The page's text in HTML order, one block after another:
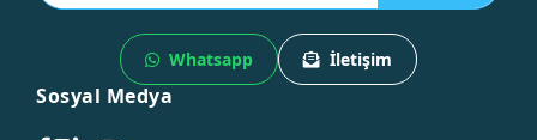
Whatsapp İletişim
Sosyal Medya